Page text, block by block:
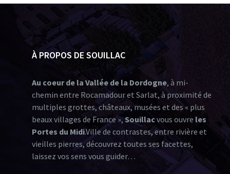
À PROPOS DE SOUILLAC
Au coeur de la Vallée de la Dordogne, à mi-
chemin entre Rocamadour et Sarlat, à proximité de
multiples grottes, châteaux, musées et des « plus
beaux villages de France »,Souillacvous ouvre les
Portes du Midi.Ville de contrastes, entre rivière et
vieilles pierres, découvrez toutes ses facettes,
laissez vos sens vous guider…